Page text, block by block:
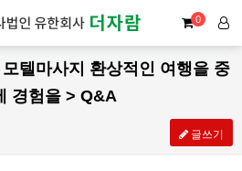
0
모텔마사지 환상적인 여행을 중
경험을 > Q&A
글쓰기